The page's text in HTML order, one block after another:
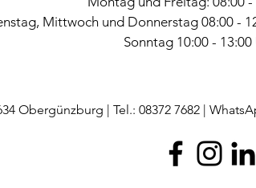
Mittwoch und Donnerstag 08:00 -
Sonntag 10:00 - 13:00
Obergünzburg | Tel.: 08372 7682 |